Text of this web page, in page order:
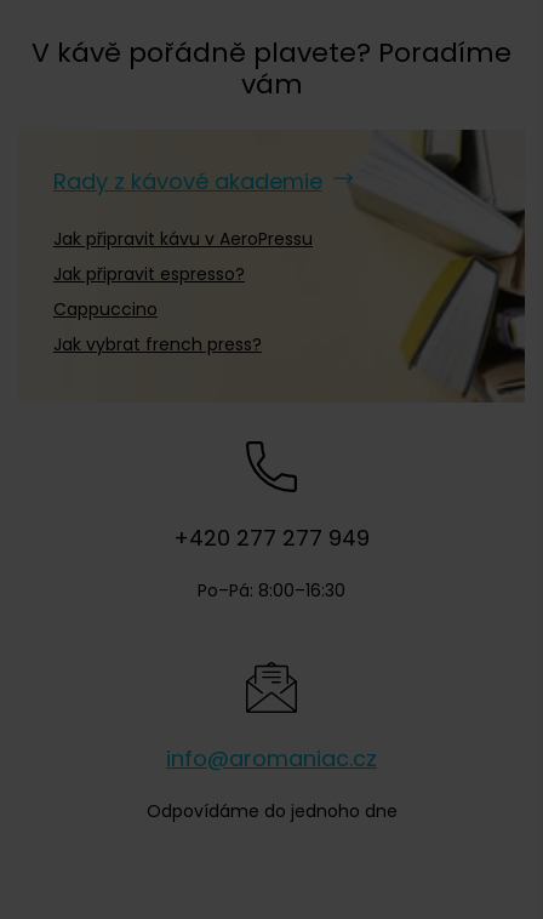
V kávě pořádně plavete? Poradíme
vám
Rady z kávové akademie
Jak připravit kávu v AeroPressu
Jak připravit espresso?
Cappuccino
Jak vybrat french press?
+420 277 277 949
Po–Pá: 8:00–16:30
info@aromaniac.cz
Odpovídáme do jednoho dne